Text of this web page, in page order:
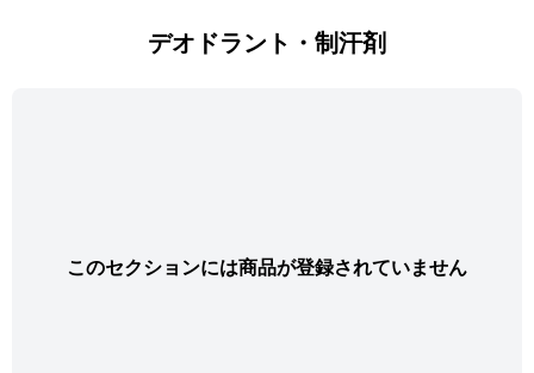
デオドラント・制汗剤
このセクションには商品が登録されていません